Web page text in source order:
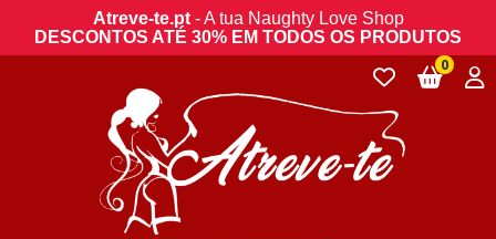
Atreve-te.pt- A tua Naughty Love Shop
DESCONTOS ATÉ 30% EM TODOS OS PRODUTOS
0